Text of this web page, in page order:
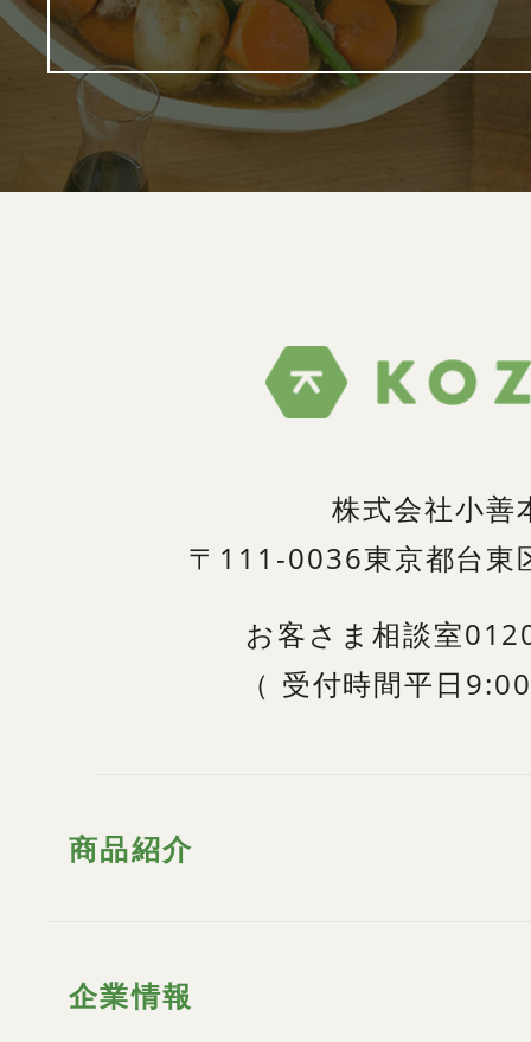
株式会社小善
〒111-0036東京都台
お客さま相談室
（ 受付時間平日
商品紹介
企業情報